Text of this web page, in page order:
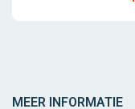
MEER INFORMATIE